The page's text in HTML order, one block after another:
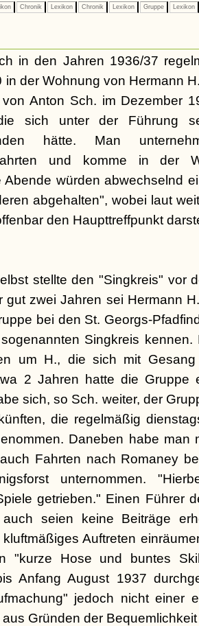
Chronik Lexikon Chronik Lexikon Gruppe Lexikon
in den Jahren 1936/37
in der Wohnung von Hermann
Anton Sch. im Dezember
sich unter der Führung
hätte. Man
und komme in der
Abende würden abwechselnd
abgehalten", wobei laut
den Haupttreffpunkt
stellte den "Singkreis" vor
gut zwei Jahren sei Hermann
bei den St. Georgs-
Singkreis
um H., die sich mit
2 Jahren hatte die Gruppe
sich, so Sch. weiter, der
die regelmäßig
Daneben habe man
Fahrten nach Romaney
unternommen.
getrieben." Einen Führer
seien keine Beiträge
Auftreten
"kurze Hose und buntes
Anfang August 1937
jedoch nicht einer
Gründen der